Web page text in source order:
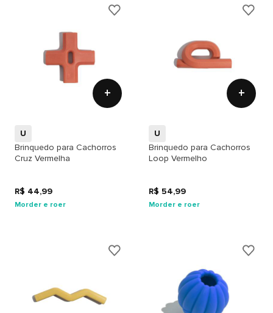
+
U
Brinquedo para Cachorros
Cruz Vermelha
R$ 44,99
Morder e roer
+
U
Brinquedo para Cachorros
Loop Vermelho
R$ 54,99
Morder e roer